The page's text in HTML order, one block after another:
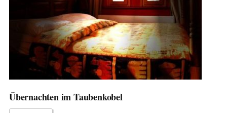
Übernachten im Taubenkobel